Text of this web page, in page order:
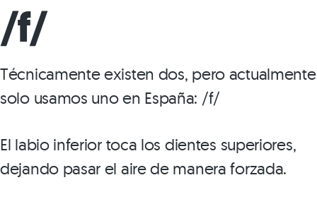
/f/
Técnicamente existen dos, pero actualmente
solo usamos uno en España: /f/
El labio inferior toca los dientes superiores,
dejando pasar el aire de manera forzada.